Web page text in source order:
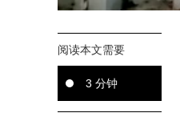
阅读本文需要
3 分钟